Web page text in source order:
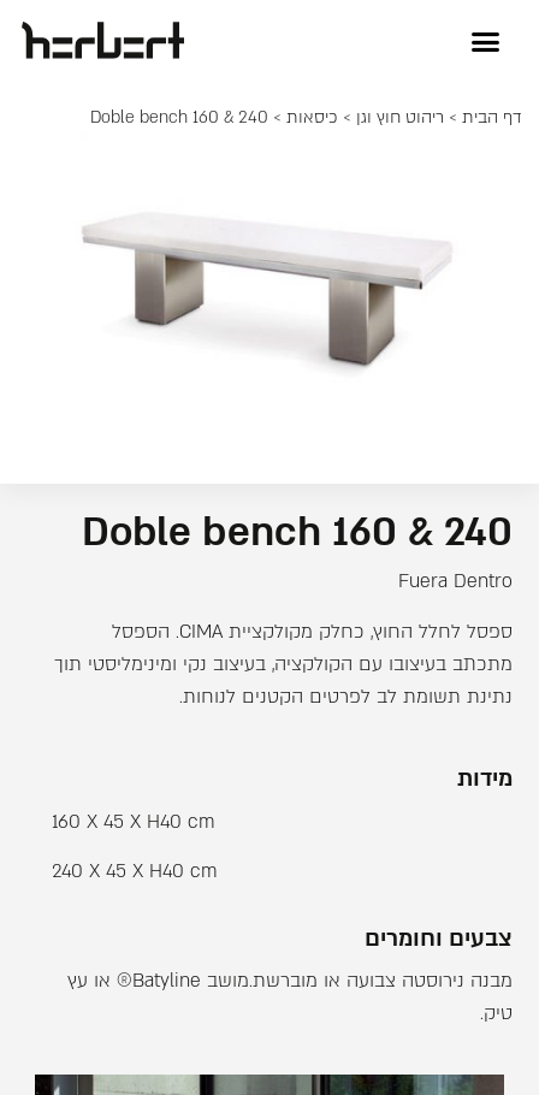
דף הבית > ריהוט חוץ וגן > כיסאות > Doble bench 160 & 240
Doble bench 160 & 240
Fuera Dentro
ספסל לחלל החוץ, כחלק מקולקציית CIMA. הספסל
מתכתב בעיצובו עם הקולקציה, בעיצוב נקי ומינימליסטי תוך
נתינת תשומת לב לפרטים הקטנים לנוחות.
מידות
160 X 45 X H40 cm
240 X 45 X H40 cm
צבעים וחומרים
מבנה נירוסטה צבועה או מוברשת.מושב Batyline® או עץ
טיק.